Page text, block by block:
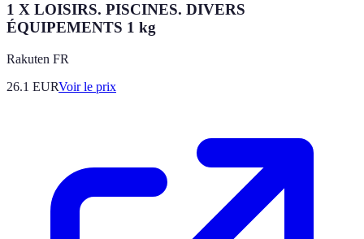
1 X LOISIRS. PISCINES. DIVERS
ÉQUIPEMENTS 1 kg
Rakuten FR
26.1 EURVoir le prix